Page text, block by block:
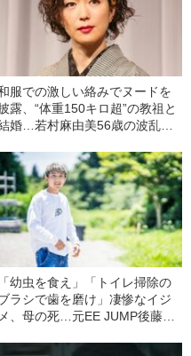
服での激しい絡みでヌードを
露、“体重150キロ超”の教祖と
婚…若村麻由美56歳の波乱万
「幼虫を食え」「トイレ掃除の
ラシで歯を磨け」凄惨なイジ
メ、母の死…元EE JUMP後藤祐